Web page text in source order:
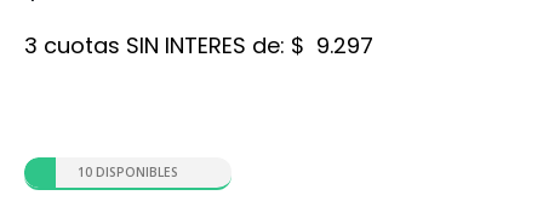
3 cuotas SIN INTERES de: $ 9.297
10 DISPONIBLES